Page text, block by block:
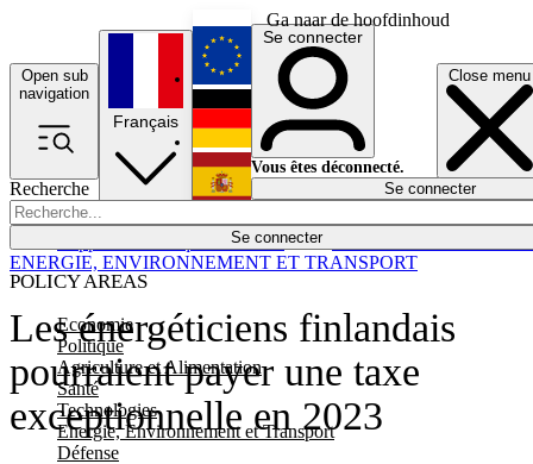
Ga naar de hoofdinhoud
Open sub
navigation
Close menu
Recherche
Se connecter
POLICY AREAS
Economie
Politique
Agriculture et Alimentation
Santé
Technologies
Energie, Environnement et Transport
Défense
Économie
Français
English
Deutsch
Español
Se connecter
Vous êtes déconnecté.
Se connecter
Les énergéticiens finlandais
pourraient payer une taxe
exceptionnelle en 2023
ENERGIE, ENVIRONNEMENT ET TRANSPORT